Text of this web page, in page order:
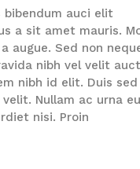
bibendum auci elit
a sit amet mauris.
augue. Sed non
nibh vel velit
nibh id elit. Duis sed
Nullam ac urna eu
nisi. Proin